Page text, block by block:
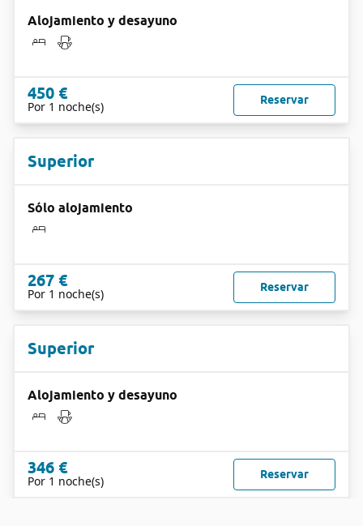
Alojamiento y desayuno
450 €
Por 1 noche(s) Reservar
Superior
Sólo alojamiento
267 €
Por 1 noche(s) Reservar
Superior
Alojamiento y desayuno
346 €
Por 1 noche(s) Reservar